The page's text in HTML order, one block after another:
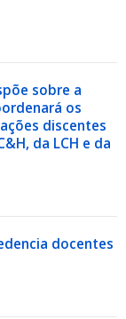
sobre a
os
discentes
da LCH e da
docentes